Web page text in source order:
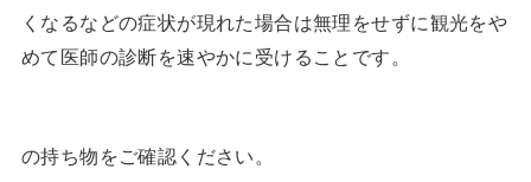
くなるなどの症状が現れた場合は無理をせずに観光をや
めて医師の診断を速やかに受けることです。
の持ち物をご確認ください。